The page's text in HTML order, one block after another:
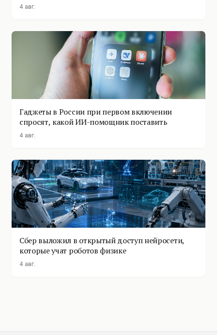
4 авг.
Гаджеты в России при первом включении
спросят, какой ИИ-помощник поставить
4 авг.
Сбер выложил в открытый доступ нейросети,
которые учат роботов физике
4 авг.